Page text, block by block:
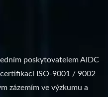
poskytovatelem AIDC
ISO-9001 / 9002
zázemím ve výzkumu a